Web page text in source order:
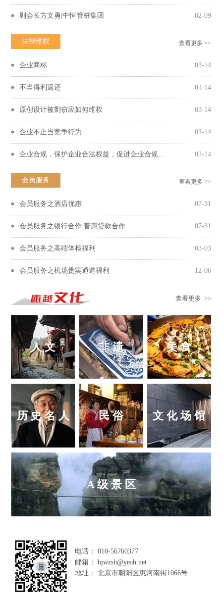
副会长方文勇|中恒管桩集团 02-09
法律维权 查看更多 >>
企业商标 03-14
不当得利返还 03-14
原创设计被剽窃应如何维权 03-14
企业不正当竞争行为 03-14
企业合规，保护企业合法权益，促进企业合规守法经营 03-14
会员服务 查看更多 >>
会员服务之酒店优惠 07-31
会员服务之银行合作 普惠贷款合作 07-31
会员服务之高端体检福利 03-03
会员服务之机场贵宾通道福利 12-06
查看更多 >>
人 文 非 遗 美 食
历 史 名 人 民 俗 文 化 场 馆
A 级 景 区
电话： 010-56760377
邮箱： bjwzsh@yeah.net
地址： 北京市朝阳区惠河南街1066号